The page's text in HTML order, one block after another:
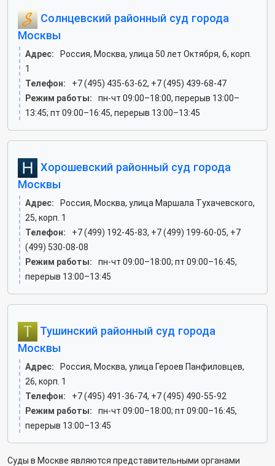
Солнцевский районный суд города
Москвы
Адрес:
Россия, Москва, улица 50 лет Октября, 6, корп.
1
Телефон:
+7 (495) 435-63-62, +7 (495) 439-68-47
Режим работы:
пн-чт 09:00–18:00, перерыв 13:00–
13:45; пт 09:00–16:45, перерыв 13:00–13:45
Хорошевский районный суд города
Москвы
Адрес:
Россия, Москва, улица Маршала Тухачевского,
25, корп. 1
Телефон:
+7 (499) 192-45-83, +7 (499) 199-60-05, +7
(499) 530-08-08
Режим работы:
пн-чт 09:00–18:00; пт 09:00–16:45,
перерыв 13:00–13:45
Тушинский районный суд города
Москвы
Адрес:
Россия, Москва, улица Героев Панфиловцев,
26, корп. 1
Телефон:
+7 (495) 491-36-74, +7 (495) 490-55-92
Режим работы:
пн-чт 09:00–18:00; пт 09:00–16:45,
перерыв 13:00–13:45
Суды в Москве являются представительными органами